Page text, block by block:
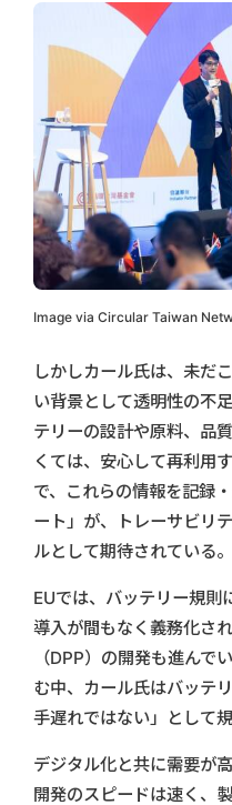
Image via Circular Taiwan
しかしカール氏は、未だ
い背景として透明性の不
テリーの設計や原料、品
くては、安心して再利用
で、これらの情報を記録
ート」が、トレーサビリ
ルとして期待されている。
EUでは、バッテリー規則
導入が間もなく義務化さ
（DPP）の開発も進んで
む中、カール氏はバッテ
手遅れではない」として
デジタル化と共に需要が
開発のスピードは速く、